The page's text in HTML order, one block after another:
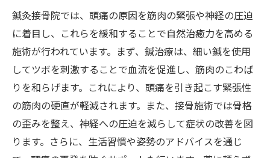
鍼灸接骨院では、頭痛の原因を筋肉の緊張や神経の圧迫
に着目し、これらを緩和することで自然治癒力を高める
施術が行われています。まず、鍼治療は、細い鍼を使用
してツボを刺激することで血流を促進し、筋肉のこわば
りを和らげます。これにより、頭痛を引き起こす緊張性
の筋肉の硬直が軽減されます。また、接骨施術では骨格
の歪みを整え、神経への圧迫を減らして症状の改善を図
ります。さらに、生活習慣や姿勢のアドバイスを通じ